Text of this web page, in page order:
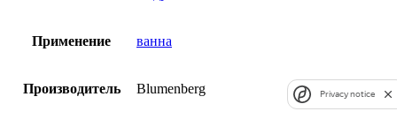
Применение ванна
Производитель Blumenberg Privacy notice